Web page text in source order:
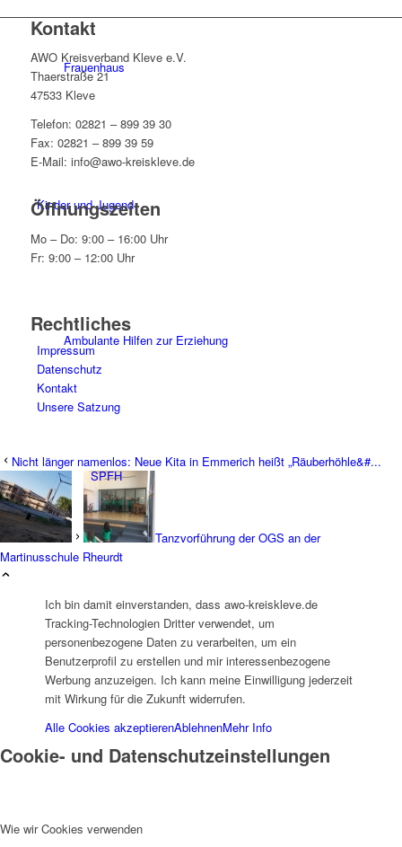
Frauenhaus
Kinder und Jugend
Ambulante Hilfen zur Erziehung
SPFH
UFH
Erziehungsbeistand
Kontakt
AWO Kreisverband Kleve e.V.
Thaerstraße 21
47533 Kleve
Telefon: 02821 – 899 39 30
Fax: 02821 – 899 39 59
E-Mail: info@awo-kreiskleve.de
Öffnungszeiten
Mo – Do: 9:00 – 16:00 Uhr
Fr: 9:00 – 12:00 Uhr
Rechtliches
Impressum
Datenschutz
Kontakt
Unsere Satzung
Nicht länger namenlos: Neue Kita in Emmerich heißt „Räuberhöhle&#...
Tanzvorführung der OGS an der
Martinusschule Rheurdt
Ich bin damit einverstanden, dass awo-kreiskleve.de
Tracking-Technologien Dritter verwendet, um
personenbezogene Daten zu verarbeiten, um ein
Benutzerprofil zu erstellen und mir interessenbezogene
Werbung anzuzeigen. Ich kann meine Einwilligung jederzeit
mit Wirkung für die Zukunft widerrufen.
Alle Cookies akzeptierenAblehnenMehr Info
Cookie- und Datenschutzeinstellungen
Wie wir Cookies verwenden